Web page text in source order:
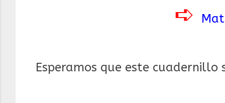
➪
Esperamos que este